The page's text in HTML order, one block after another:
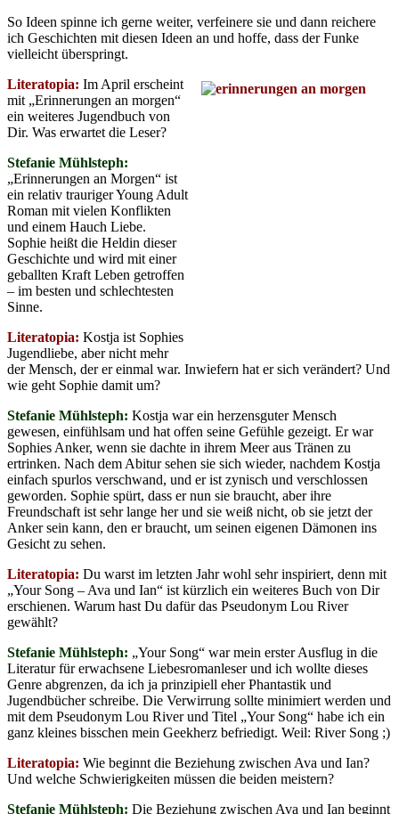
So Ideen spinne ich gerne weiter, verfeinere sie und dann reichere
ich Geschichten mit diesen Ideen an und hoffe, dass der Funke
vielleicht überspringt.
Literatopia: Im April erscheint
mit „Erinnerungen an morgen“
ein weiteres Jugendbuch von
Dir. Was erwartet die Leser?
Stefanie Mühlsteph:
„Erinnerungen an Morgen“ ist
ein relativ trauriger Young Adult
Roman mit vielen Konflikten
und einem Hauch Liebe.
Sophie heißt die Heldin dieser
Geschichte und wird mit einer
geballten Kraft Leben getroffen
– im besten und schlechtesten
Sinne.
Literatopia: Kostja ist Sophies
Jugendliebe, aber nicht mehr
der Mensch, der er einmal war. Inwiefern hat er sich verändert? Und
wie geht Sophie damit um?
Stefanie Mühlsteph: Kostja war ein herzensguter Mensch
gewesen, einfühlsam und hat offen seine Gefühle gezeigt. Er war
Sophies Anker, wenn sie dachte in ihrem Meer aus Tränen zu
ertrinken. Nach dem Abitur sehen sie sich wieder, nachdem Kostja
einfach spurlos verschwand, und er ist zynisch und verschlossen
geworden. Sophie spürt, dass er nun sie braucht, aber ihre
Freundschaft ist sehr lange her und sie weiß nicht, ob sie jetzt der
Anker sein kann, den er braucht, um seinen eigenen Dämonen ins
Gesicht zu sehen.
Literatopia: Du warst im letzten Jahr wohl sehr inspiriert, denn mit
„Your Song – Ava und Ian“ ist kürzlich ein weiteres Buch von Dir
erschienen. Warum hast Du dafür das Pseudonym Lou River
gewählt?
Stefanie Mühlsteph: „Your Song“ war mein erster Ausflug in die
Literatur für erwachsene Liebesromanleser und ich wollte dieses
Genre abgrenzen, da ich ja prinzipiell eher Phantastik und
Jugendbücher schreibe. Die Verwirrung sollte minimiert werden und
mit dem Pseudonym Lou River und Titel „Your Song“ habe ich ein
ganz kleines bisschen mein Geekherz befriedigt. Weil: River Song ;)
Literatopia: Wie beginnt die Beziehung zwischen Ava und Ian?
Und welche Schwierigkeiten müssen die beiden meistern?
Stefanie Mühlsteph: Die Beziehung zwischen Ava und Ian beginnt